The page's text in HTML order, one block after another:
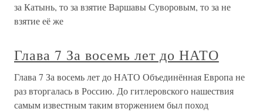
за Катынь, то за взятие Варшавы Суворовым, то за не
взятие её же
Глава 7 За восемь лет до НАТО
Глава 7 За восемь лет до НАТО Объединённая Европа не
раз вторгалась в Россию. До гитлеровского нашествия
самым известным таким вторжением был поход